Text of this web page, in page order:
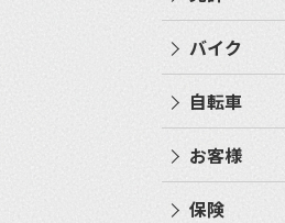
バイク
自転車
お客様
保険